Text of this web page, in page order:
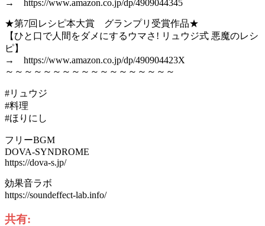
→ https://www.amazon.co.jp/dp/4909044345
★第7回レシピ本大賞 グランプリ受賞作品★
【ひと口で人間をダメにするウマさ! リュウジ式 悪魔のレシ
ピ】
→ https://www.amazon.co.jp/dp/490904423X
～～～～～～～～～～～～～～～～～～
#リュウジ
#料理
#ほりにし
フリーBGM
DOVA-SYNDROME
https://dova-s.jp/
効果音ラボ
https://soundeffect-lab.info/
共有: